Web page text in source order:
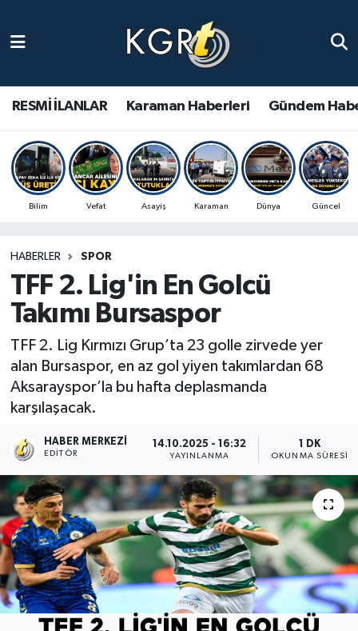
RESMİ İLANLAR Karaman Haberleri Gündem
Bilim Vefat Asayiş Karaman Dünya Güncel
HABERLER SPOR
TFF 2. Lig'in En Golcü
Takımı Bursaspor
TFF 2. Lig Kırmızı Grup’ta 23 golle zirvede yer
alan Bursaspor, en az gol yiyen takımlardan 68
Aksarayspor’la bu hafta deplasmanda
karşılaşacak.
HABER MERKEZI
EDITÖR
14.10.2025 - 16:32
YAYINLANMA
1 DK
OKUNMA SÜRESI
Gündem Haberleri
Güncel Haberler
Spor Haberleri
Ulusal Haberler
Vefat Edenler